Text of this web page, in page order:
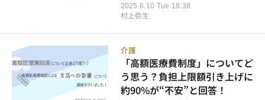
2025.6.10 Tue 18:38
村上弥生
介護
「高額医療費制度」についてど
う思う？負担上限額引き上げに
約90%が“不安”と回答！